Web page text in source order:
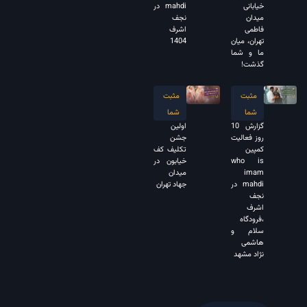
خیابانی
میدان
فاطمی
تهران، میان
ما و شما
گذشت!
mahdi در
نجف
اشرف
1404
مثبت
شما
گزارش 10
روز فعالیت
کمپین
who is
imam
mahdi در
نجف
اشرف
،فرودگاه
سلام و
هاشمی
نژاد مشهد
مثبت
شما
اولین
جشن
تکلیف کف
خیابون در
میدان
جهاد تهران